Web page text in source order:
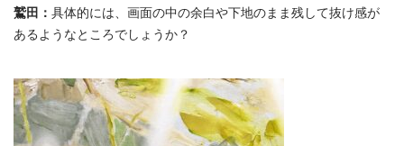
鷲田： 具体的には、画面の中の余白や下地のまま残して抜け感が
あるようなところでしょうか？